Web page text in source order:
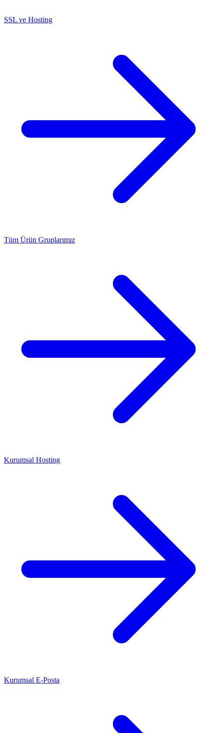
SSL ve Hosting
Tüm Ürün Gruplarımız
Kurumsal Hosting
Kurumsal E-Posta